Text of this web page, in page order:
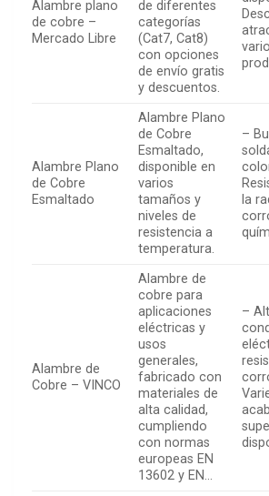
Alambre plano
de cobre –
Mercado Libre
de diferentes
categorías
(Cat7, Cat8)
con opciones
de envío gratis
y descuentos.
Alambre Plano
de Cobre
Esmaltado
Alambre Plano
de Cobre
Esmaltado,
disponible en
varios
tamaños y
niveles de
resistencia a
temperatura.
–
la
Alambre de
Cobre – VINCO
Alambre de
cobre para
aplicaciones
eléctricas y
usos
generales,
fabricado con
materiales de
alta calidad,
cumpliendo
con normas
europeas EN
13602 y EN…
–